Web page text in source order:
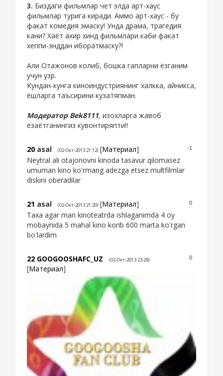
3. Биздаги фильмлар чет элда арт-хаус
фильмлар турига киради. Аммо арт-хаус - бу
факат комедия эмаску! Унда драма, трагедия
кани? Хаёт ахир хинд фильмлари каби факат
хеппи-энддан иборатмаску?!
Али Отажонов колиб, бошка гапларни ёзганим
учун узр.
Кундан-кунга киноиндустриянинг халкка, айникса,
ёшларга таъсирини кузатяпман.
Модератор Bek8111, изохларга жавоб
ёзаётганингиз кувонтиряпти!!
-1
20 asal (02-Окт-2013 21:12) [Материал]
Neytral ali otajonovni kinoda tasavur qilomasez
umuman kino ko'rmang adezga etsez multfilmlar
diskini oberadilar
0
21 asal (02-Окт-2013 21:20) [Материал]
Taxa agar man kinoteatrda ishlaganimda 4 oy
mobaynida 5 mahal kino korib 600 marta ko'rgan
bo'lardim
0
22 GOOGOOSHAFC_UZ (02-Окт-2013 23:29)
[Материал]